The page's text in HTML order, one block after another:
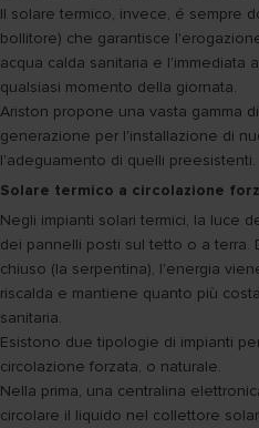
Il solare termico, invece, é sempre
bollitore) che garantisce
acqua calda sanitaria e l'immediata
qualsiasi momento della giornata.
Ariston propone una vasta gamma
generazione per l'installazione di
l'adeguamento di quelli preesistenti.
Solare termico a circolazione
Negli impianti solari termici, la luce
dei pannelli posti sul tetto o a terra.
chiuso (la serpentina), l'energia
riscalda e mantiene quanto più
sanitaria.
Esistono due tipologie di impianti
circolazione forzata, o naturale.
Nella prima, una centralina
circolare il liquido nel collettore